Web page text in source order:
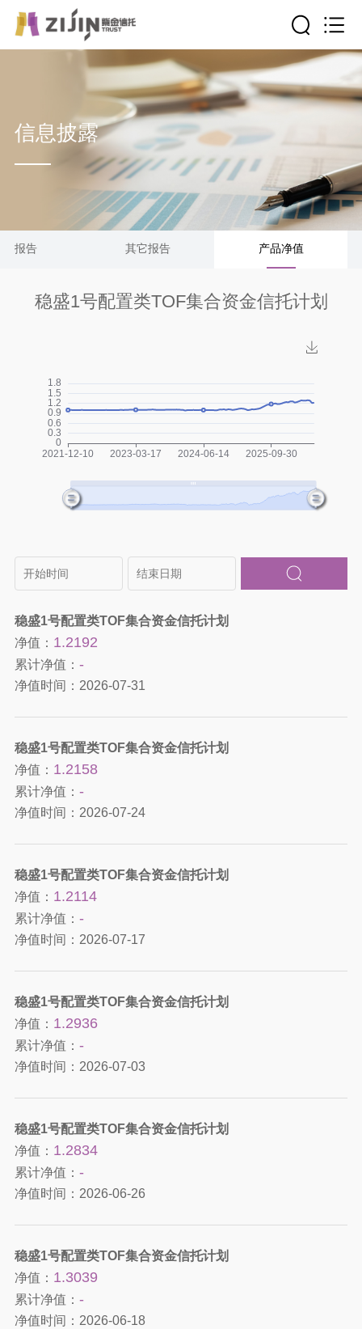
信息披露
算报告 其它报告 产品净值
稳盛1号配置类TOF集合资金信托计划
稳盛1号配置类TOF集合资金信托计划
净值： 1.2192
累计净值： -
净值时间： 2026-07-31
稳盛1号配置类TOF集合资金信托计划
净值： 1.2158
累计净值： -
净值时间： 2026-07-24
稳盛1号配置类TOF集合资金信托计划
净值： 1.2114
累计净值： -
净值时间： 2026-07-17
稳盛1号配置类TOF集合资金信托计划
净值： 1.2936
累计净值： -
净值时间： 2026-07-03
稳盛1号配置类TOF集合资金信托计划
净值： 1.2834
累计净值： -
净值时间： 2026-06-26
稳盛1号配置类TOF集合资金信托计划
净值： 1.3039
累计净值： -
净值时间： 2026-06-18